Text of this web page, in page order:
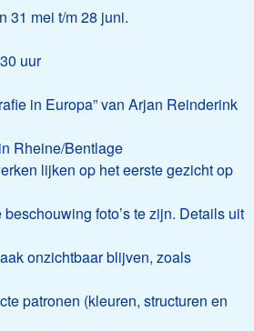
31 mei t/m 28 juni.
uur
in Europa” van Arjan Reinderink
Rheine/Bentlage
lijken op het eerste gezicht op
foto’s te zijn. Details uit
onzichtbaar blijven, zoals
patronen (kleuren, structuren en